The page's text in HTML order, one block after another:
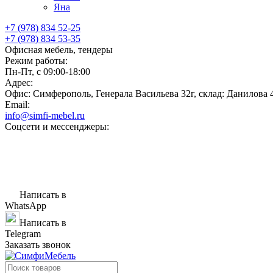
Яна
+7 (978) 834 52-25
+7 (978) 834 53-35
Офисная мебель, тендеры
Режим работы:
Пн-Пт, с 09:00-18:00
Адрес:
Офис: Симферополь, Генерала Васильева 32г, склад: Данилова
Email:
info@simfi-mebel.ru
Соцсети и мессенджеры:
Написать в
WhatsApp
Написать в
Telegram
Заказать звонок